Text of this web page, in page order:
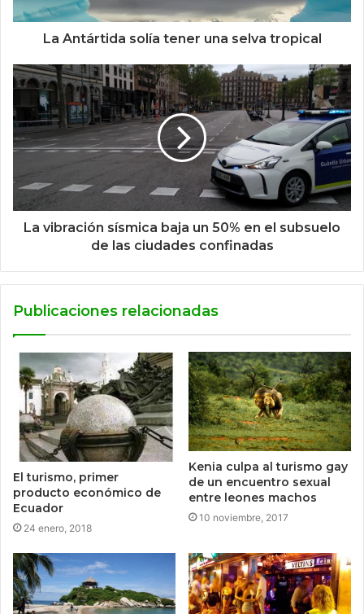
La Antártida solía tener una selva tropical
La vibración sísmica baja un 50% en el subsuelo
de las ciudades confinadas
Publicaciones relacionadas
El turismo, primer
producto económico de
Ecuador
24 enero, 2018
Kenia culpa al turismo gay
de un encuentro sexual
entre leones machos
10 noviembre, 2017